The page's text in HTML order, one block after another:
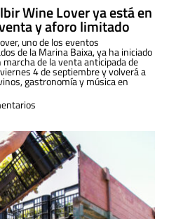
Wine Lover ya está en
y aforo limitado
uno de los eventos
de la Marina Baixa, ya ha iniciado
de la venta anticipada de
4 de septiembre y volverá a
gastronomía y música en